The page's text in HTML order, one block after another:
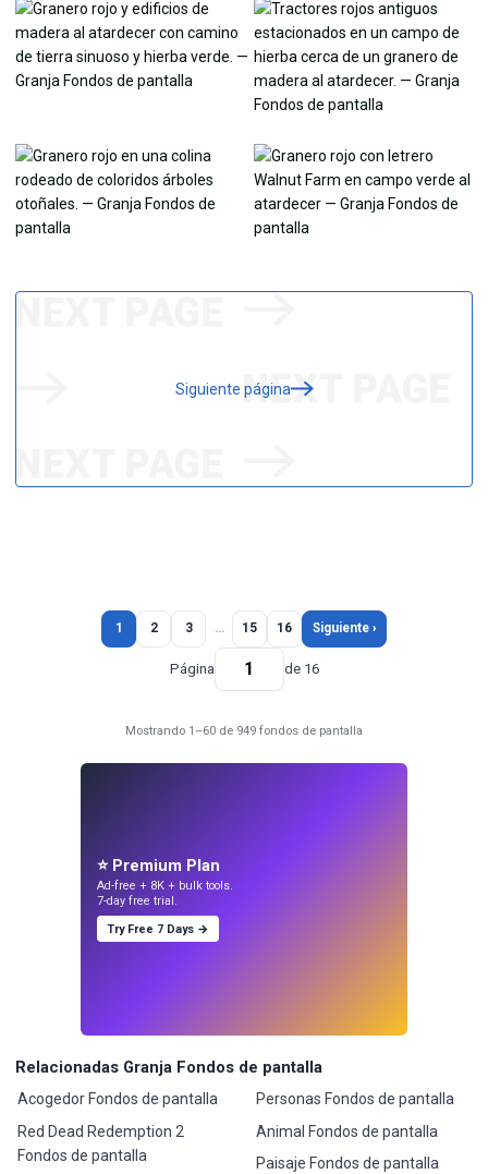
Siguiente página
1 2 3 … 15 16 Siguiente ›
Página de 16
Mostrando 1–60 de 949 fondos de pantalla
⭐ Premium Plan
Ad-free + 8K + bulk tools.
7-day free trial.
Try Free 7 Days →
Relacionadas Granja Fondos de pantalla
Acogedor Fondos de pantalla
Red Dead Redemption 2
Fondos de pantalla
Personas Fondos de pantalla
Animal Fondos de pantalla
Paisaje Fondos de pantalla